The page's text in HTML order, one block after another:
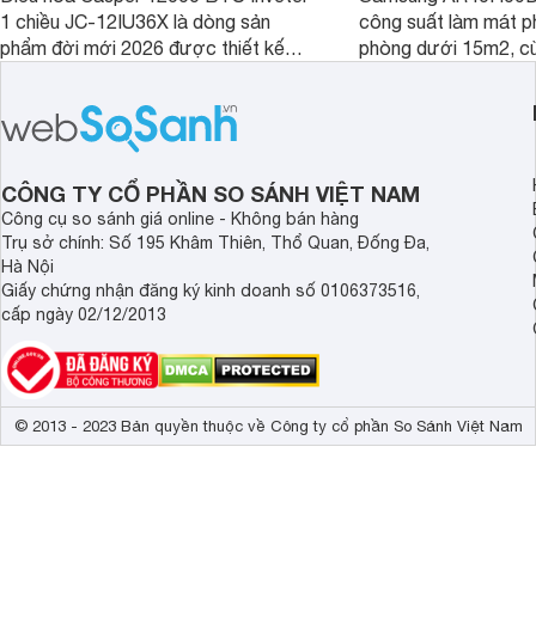
1 chiều JC-12IU36X là dòng sản
phẩm đời mới 2026 được thiết kế
sở hữu khả năng làm mát tốt mà còn
có giá bán rất hợp lý.
công suất làm mát
phòng dưới 15m2,
phòng ngủ, phòng
CÔNG TY CỔ PHẦN SO SÁNH VIỆT NAM
Công cụ so sánh giá online - Không bán hàng
Trụ sở chính: Số 195 Khâm Thiên, Thổ Quan, Đống Đa,
Hà Nội
Giấy chứng nhận đăng ký kinh doanh số 0106373516,
cấp ngày 02/12/2013
© 2013 - 2023 Bản quyền thuộc về Công ty cổ phần So Sánh Việt Nam